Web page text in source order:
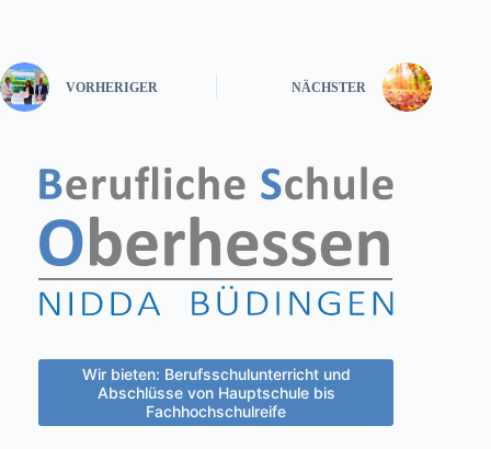
VORHERIGER NÄCHSTER
Wir bieten: Berufsschulunterricht und
Abschlüsse von Hauptschule bis
Fachhochschulreife